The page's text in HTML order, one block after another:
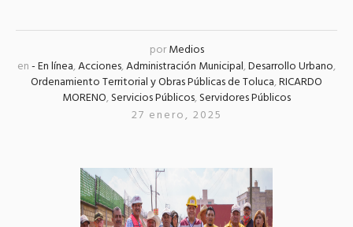
porMedios
en- En línea,Acciones,Administración Municipal,Desarrollo Urbano,
Ordenamiento Territorial y Obras Públicas de Toluca,RICARDO
MORENO,Servicios Públicos,Servidores Públicos
27 enero, 2025